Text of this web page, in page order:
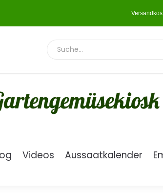
Videos Aussaatkalender